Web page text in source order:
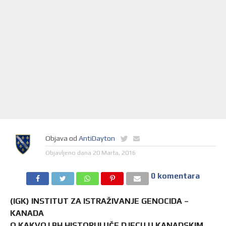
Objava od AntiDayton
Objavljeno dana 20 Marta, 2016
0 komentara
(IGK) INSTITUT ZA ISTRAŽIVANJE GENOCIDA –
KANADA